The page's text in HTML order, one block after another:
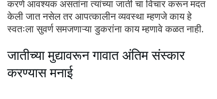
करणे आवश्यक असतांना त्यांच्या जाती चा विचार करून मदत
केली जात नसेल तर आपत्कालीन व्यवस्था म्हणजे काय हे
स्वतःला सुवर्ण समजणाऱ्या डुकरांना काय म्हणावे कळत नाही.
जातीच्या मुद्यावरून गावात अंतिम संस्कार
करण्यास मनाई